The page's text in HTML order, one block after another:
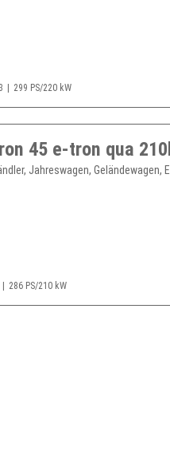
299 PS/220 kW
Jahreswagen, Geländewagen,
286 PS/210 kW